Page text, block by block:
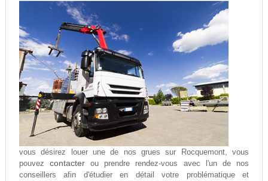
vous désirez louer une de nos grues sur Rocquemont, vous
pouvezcontacter ou prendre rendez-vous avec l'un de nos
conseillers afin d'étudier en détail votre problématique et